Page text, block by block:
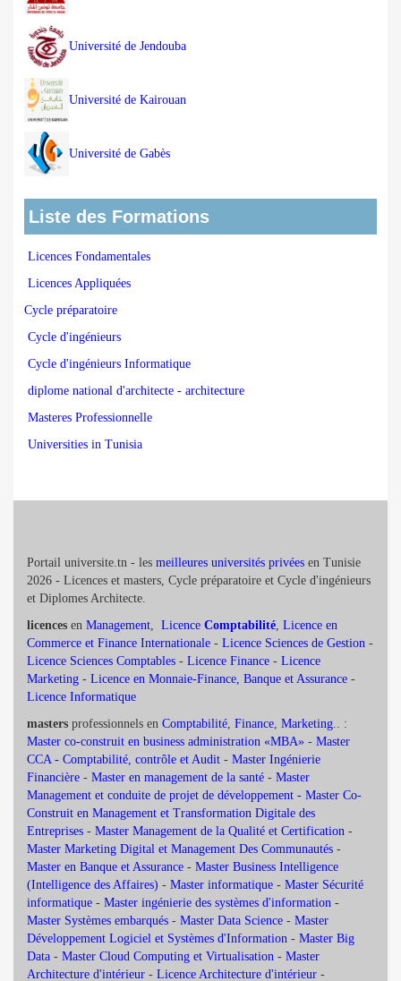
Université de Jendouba
Université de Kairouan
Université de Gabès
Liste des Formations
Licences Fondamentales
Licences Appliquées
Cycle préparatoire
Cycle d'ingénieurs
Cycle d'ingénieurs Informatique
diplome national d'architecte - architecture
Masteres Professionnelle
Universities in Tunisia
Portail universite.tn - les meilleures universités privées en Tunisie
2026 - Licences et masters, Cycle préparatoire et Cycle d'ingénieurs
et Diplomes Architecte.
licences en Management, Licence Comptabilité, Licence en
Commerce et Finance Internationale - Licence Sciences de Gestion -
Licence Sciences Comptables - Licence Finance - Licence
Marketing - Licence en Monnaie-Finance, Banque et Assurance -
Licence Informatique
masters professionnels en Comptabilité, Finance, Marketing.. :
Master co-construit en business administration «MBA» - Master
CCA - Comptabilité, contrôle et Audit - Master Ingénierie
Financière - Master en management de la santé - Master
Management et conduite de projet de développement - Master Co-
Construit en Management et Transformation Digitale des
Entreprises - Master Management de la Qualité et Certification -
Master Marketing Digital et Management Des Communautés -
Master en Banque et Assurance - Master Business Intelligence
(Intelligence des Affaires) - Master informatique - Master Sécurité
informatique - Master ingénierie des systèmes d'information -
Master Systèmes embarqués - Master Data Science - Master
Développement Logiciel et Systèmes d'Information - Master Big
Data - Master Cloud Computing et Virtualisation - Master
Architecture d'intérieur - Licence Architecture d'intérieur -